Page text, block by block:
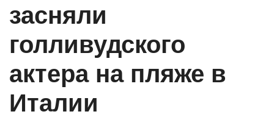
засняли
голливудского
актера на пляже в
Италии